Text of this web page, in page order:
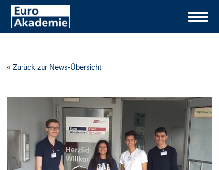
« Zurück zur News-Übersicht